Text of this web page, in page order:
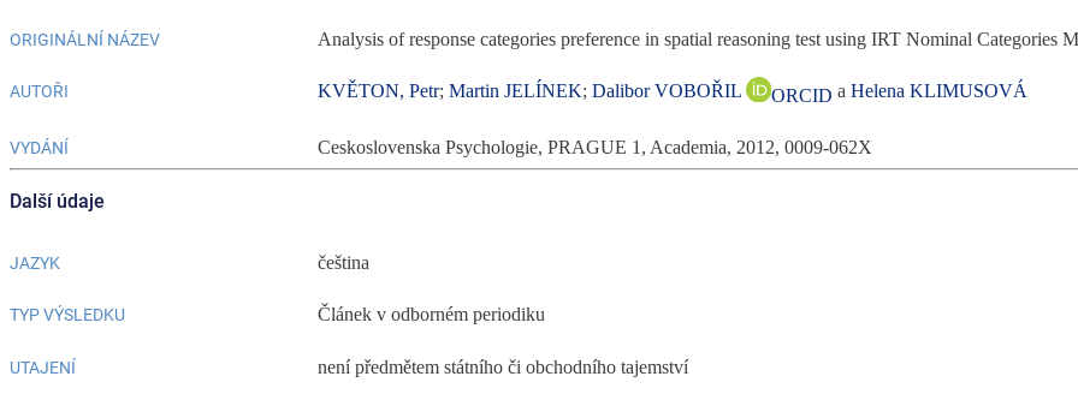
ORIGINÁLNÍ NÁZEV Analysis of response categories preference in spatial reasoning test using IRT Nominal Categories
AUTOŘI KVĚTON, Petr; Martin JELÍNEK; Dalibor VOBOŘIL ORCID a Helena KLIMUSOVÁ
VYDÁNÍ Ceskoslovenska Psychologie, PRAGUE 1, Academia, 2012, 0009-062X
Další údaje
JAZYK čeština
TYP VÝSLEDKU Článek v odborném periodiku
UTAJENÍ není předmětem státního či obchodního tajemství